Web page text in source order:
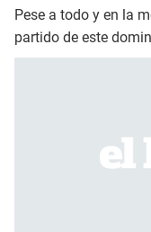
Pese a todo y en la
partido de este